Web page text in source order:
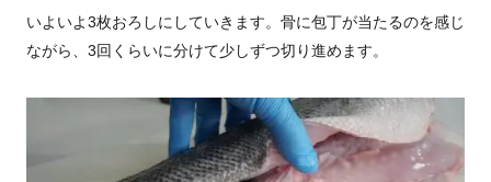
いよいよ3枚おろしにしていきます。骨に包丁が当たるのを感じ
ながら、3回くらいに分けて少しずつ切り進めます。